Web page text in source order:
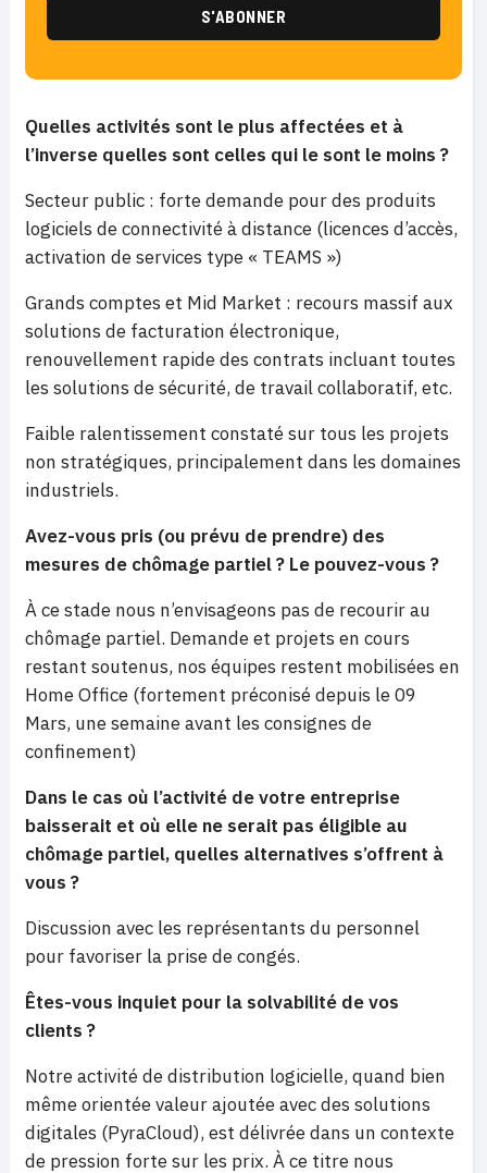
Quelles activités sont le plus affectées et à
l’inverse quelles sont celles qui le sont le moins ?
Secteur public : forte demande pour des produits
logiciels de connectivité à distance (licences d’accès,
activation de services type « TEAMS »)
Grands comptes et Mid Market : recours massif aux
solutions de facturation électronique,
renouvellement rapide des contrats incluant toutes
les solutions de sécurité, de travail collaboratif, etc.
Faible ralentissement constaté sur tous les projets
non stratégiques, principalement dans les domaines
industriels.
Avez-vous pris (ou prévu de prendre) des
mesures de chômage partiel ? Le pouvez-vous ?
À ce stade nous n’envisageons pas de recourir au
chômage partiel. Demande et projets en cours
restant soutenus, nos équipes restent mobilisées en
Home Office (fortement préconisé depuis le 09
Mars, une semaine avant les consignes de
confinement)
Dans le cas où l’activité de votre entreprise
baisserait et où elle ne serait pas éligible au
chômage partiel, quelles alternatives s’offrent à
vous ?
Discussion avec les représentants du personnel
pour favoriser la prise de congés.
Êtes-vous inquiet pour la solvabilité de vos
clients ?
Notre activité de distribution logicielle, quand bien
même orientée valeur ajoutée avec des solutions
digitales (PyraCloud), est délivrée dans un contexte
de pression forte sur les prix. À ce titre nous